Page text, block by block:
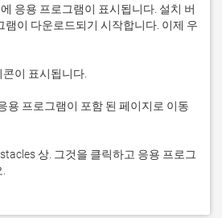
응용 프로그램이 표시됩니다. 설치 버
램이 다운로드되기 시작합니다. 이제 우